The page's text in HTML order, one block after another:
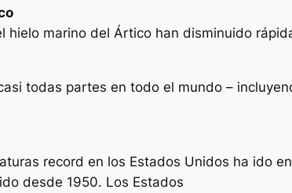
hielo marino del Ártico han disminuido
todas partes en todo el mundo –
record en los Estados Unidos ha ido
desde 1950. Los Estados